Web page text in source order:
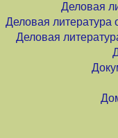
Деловая
Деловая литература
Деловая